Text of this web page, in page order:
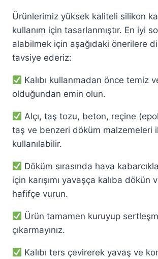
Ürünlerimiz yüksek kaliteli silikon
kullanım için tasarlanmıştır. En iyi
alabilmek için aşağıdaki önerilere
tavsiye ederiz:
Kalıbı kullanmadan önce temiz
olduğundan emin olun.
Alçı, taş tozu, beton, reçine
taş ve benzeri döküm malzemeleri
kullanılabilir.
Döküm sırasında hava
için karışımı yavaşça kalıba dökün
hafifçe vurun.
Ürün tamamen kuruyup
çıkarmayınız.
Kalıbı ters çevirerek yavaş ve